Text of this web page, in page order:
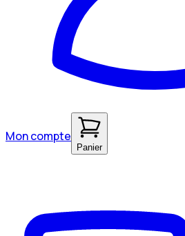
Mon compte
Panier